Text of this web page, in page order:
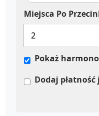
Miejsca Po
Pokaż
Dodaj